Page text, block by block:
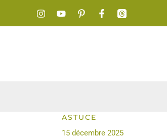
ASTUCE
15 décembre 2025